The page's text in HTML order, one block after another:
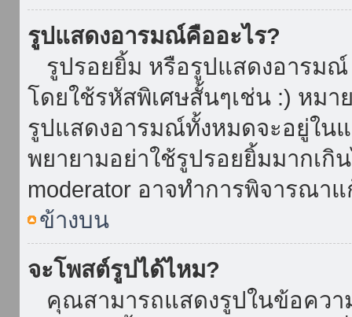
รูปแสดงอารมณ์คืออะไร?
รูปรอยยิ้ม หรือรูปแสดงอารมณ์
โดยใช้รหัสพิเศษสั้นๆเช่น :) หมา
รูปแสดงอารมณ์ทั้งหมดจะอยู่ใ
พยายามอย่าใช้รูปรอยยิ้มมากเกิ
moderator อาจทำการพิจารณา
ข้างบน
จะโพสต์รูปได้ไหม?
คุณสามารถแสดงรูปในข้อคว